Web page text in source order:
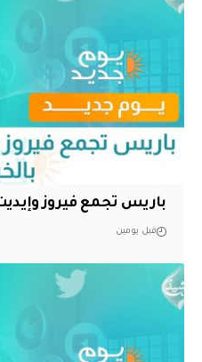
باريس تجمع فيروز
قبل يومين